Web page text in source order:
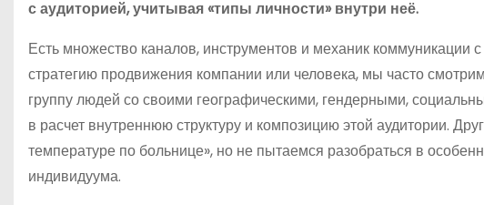
с аудиторией, учитывая «типы личности» внутри неё.
Есть множество каналов, инструментов и механик коммуникации
стратегию продвижения компании или человека, мы часто
группу людей со своими географическими, гендерными,
в расчет внутреннюю структуру и композицию этой аудитории.
температуре по больнице», но не пытаемся разобраться в
индивидуума.